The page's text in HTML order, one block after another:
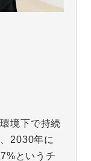
境下で持続
2030年に
というチ